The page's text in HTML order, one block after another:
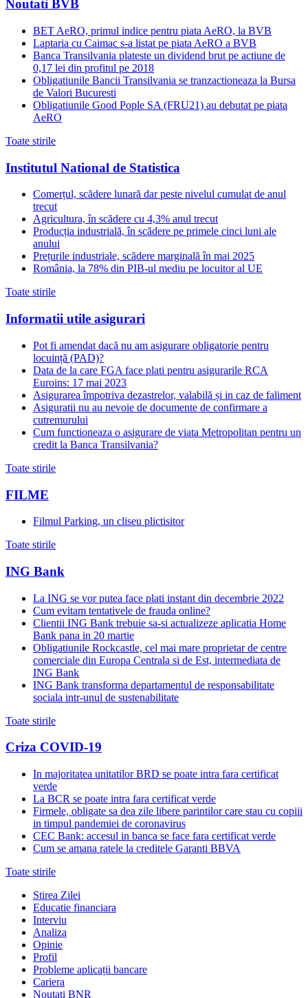
Noutati BVB
BET AeRO, primul indice pentru piata AeRO, la BVB
Laptaria cu Caimac s-a listat pe piata AeRO a BVB
Banca Transilvania plateste un dividend brut pe actiune de
0,17 lei din profitul pe 2018
Obligatiunile Bancii Transilvania se tranzactioneaza la Bursa
de Valori Bucuresti
Obligatiunile Good Pople SA (FRU21) au debutat pe piata
AeRO
Toate stirile
Institutul National de Statistica
Comerțul, scădere lunară dar peste nivelul cumulat de anul
trecut
Agricultura, în scădere cu 4,3% anul trecut
Producția industrială, în scădere pe primele cinci luni ale
anului
Prețurile industriale, scădere marginală în mai 2025
România, la 78% din PIB-ul mediu pe locuitor al UE
Toate stirile
Informatii utile asigurari
Pot fi amendat dacă nu am asigurare obligatorie pentru
locuință (PAD)?
Data de la care FGA face plati pentru asigurarile RCA
Euroins: 17 mai 2023
Asigurarea împotriva dezastrelor, valabilă și in caz de faliment
Asiguratii nu au nevoie de documente de confirmare a
cutremurului
Cum functioneaza o asigurare de viata Metropolitan pentru un
credit la Banca Transilvania?
Toate stirile
FILME
Filmul Parking, un cliseu plictisitor
Toate stirile
ING Bank
La ING se vor putea face plati instant din decembrie 2022
Cum evitam tentativele de frauda online?
Clientii ING Bank trebuie sa-si actualizeze aplicatia Home
Bank pana in 20 martie
Obligatiunile Rockcastle, cel mai mare proprietar de centre
comerciale din Europa Centrala si de Est, intermediata de
ING Bank
ING Bank transforma departamentul de responsabilitate
sociala intr-unul de sustenabilitate
Toate stirile
Criza COVID-19
In majoritatea unitatilor BRD se poate intra fara certificat
verde
La BCR se poate intra fara certificat verde
Firmele, obligate sa dea zile libere parintilor care stau cu copiii
in timpul pandemiei de coronavirus
CEC Bank: accesul in banca se face fara certificat verde
Cum se amana ratele la creditele Garanti BBVA
Toate stirile
Stirea Zilei
Educatie financiara
Interviu
Analiza
Opinie
Profil
Probleme aplicații bancare
Cariera
Noutati BNR